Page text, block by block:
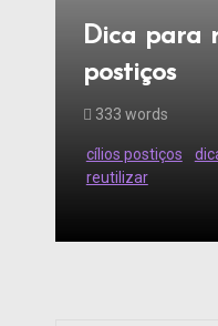
Dica para
postiços
333 words
cílios postiços
reutilizar